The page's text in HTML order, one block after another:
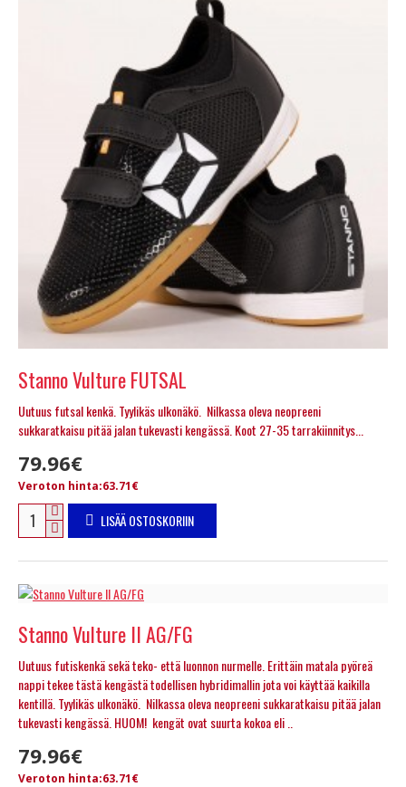
Stanno Vulture FUTSAL
Uutuus futsal kenkä. Tyylikäs ulkonäkö. Nilkassa oleva neopreeni
sukkaratkaisu pitää jalan tukevasti kengässä. Koot 27-35 tarrakiinnitys...
79.96€
Veroton hinta:63.71€
LISÄÄ OSTOSKORIIN
Stanno Vulture II AG/FG
Uutuus futiskenkä sekä teko- että luonnon nurmelle. Erittäin matala pyöreä
nappi tekee tästä kengästä todellisen hybridimallin jota voi käyttää kaikilla
kentillä. Tyylikäs ulkonäkö. Nilkassa oleva neopreeni sukkaratkaisu pitää jalan
tukevasti kengässä. HUOM! kengät ovat suurta kokoa eli ..
79.96€
Veroton hinta:63.71€